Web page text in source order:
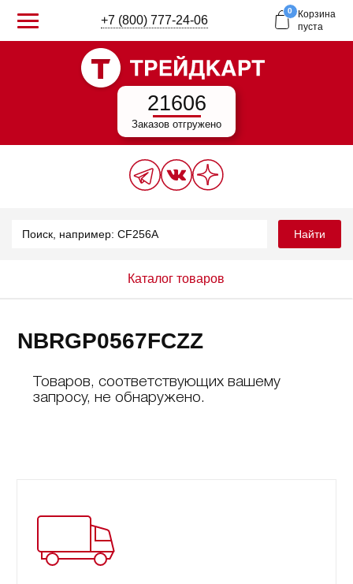
+7 (800) 777-24-06
0
Корзина
пуста
21606
Заказов отгружено
Найти
Каталог товаров
NBRGP0567FCZZ
Товаров, соответствующих вашему
запросу, не обнаружено.